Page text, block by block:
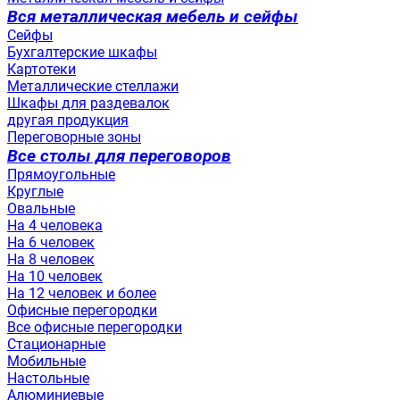
Вся металлическая мебель и сейфы
Сейфы
Бухгалтерские шкафы
Картотеки
Металлические стеллажи
Шкафы для раздевалок
другая продукция
Переговорные зоны
Все столы для переговоров
Прямоугольные
Круглые
Овальные
На 4 человека
На 6 человек
На 8 человек
На 10 человек
На 12 человек и более
Офисные перегородки
Все офисные перегородки
Стационарные
Мобильные
Настольные
Алюминиевые